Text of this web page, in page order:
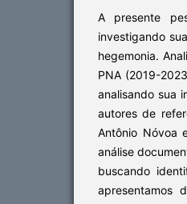
A presente
investigando
hegemonia.
PNA (2019-
analisando sua
autores de
Antônio Nóvoa
análise
buscando
apresentamos